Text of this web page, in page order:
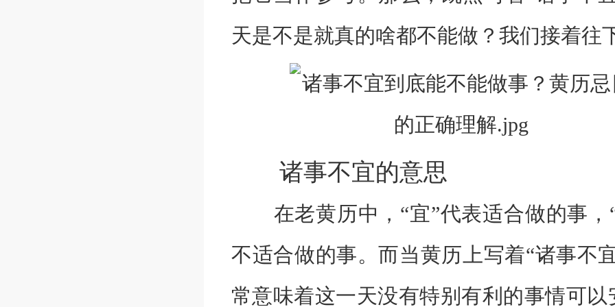
天是不是就真的啥都不能做？我们接着往
诸事不宜的意思
在老黄历中，“宜”代表适合做的事，
不适合做的事。而当黄历上写着“诸事不
常意味着这一天没有特别有利的事情可以